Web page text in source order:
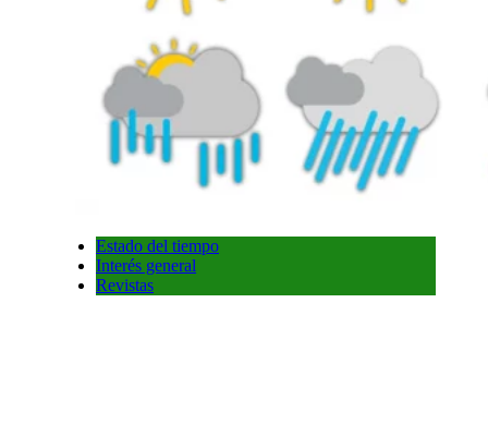
Estado del tiempo
Interés general
Revistas